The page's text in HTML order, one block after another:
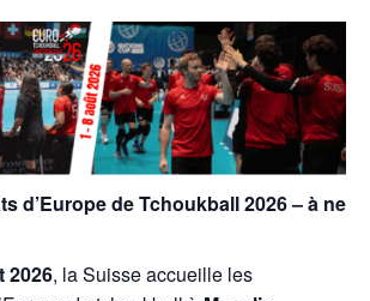
d’Europe de Tchoukball 2026 – à ne
2026, la Suisse accueille les